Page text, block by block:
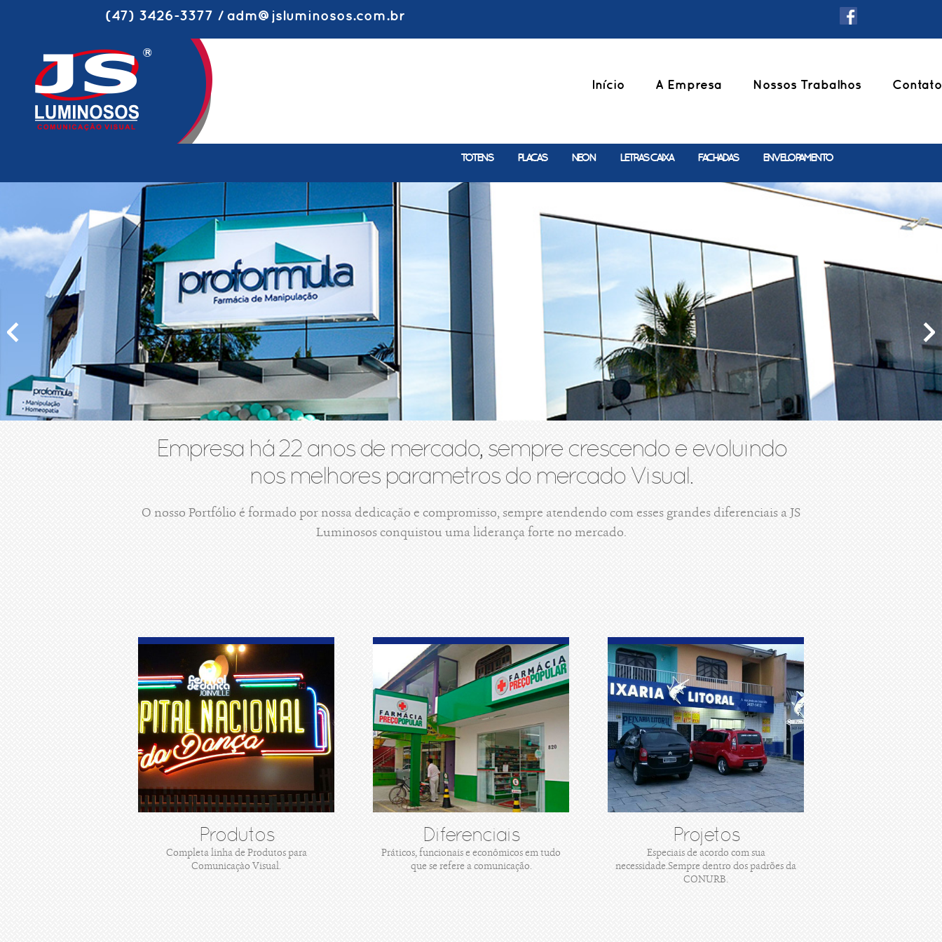
(47) 3426-3377 / adm@jsluminosos.com.br
Início A Empresa Nossos Trabalhos Contato
ENVELOPAMENTO
FACHADAS
LETRAS CAIXA
NEON
PLACAS
TOTENS
Empresa há 22 anos de mercado, sempre crescendo e evoluindo
nos melhores parametros do mercado Visual.
O nosso Portfólio é formado por nossa dedicação e compromisso, sempre atendendo com esses grandes diferenciais a JS
Luminosos conquistou uma liderança forte no mercado.
Produtos
Completa linha de Produtos para
Comunicaçào Visual.
Diferenciais
Práticos, funcionais e econômicos em tudo
que se refere a comunicação.
Projetos
Especiais de acordo com sua
necessidade.Sempre dentro dos padrões da
CONURB.